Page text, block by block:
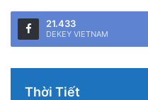
21.433
DEKEY VIETNAM
Thời Tiết